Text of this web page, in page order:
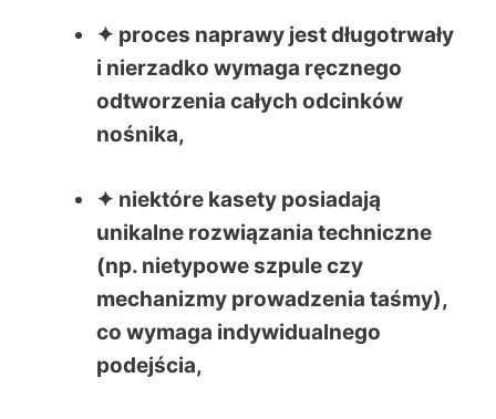
✦ proces naprawy jest długotrwały
i nierzadko wymaga ręcznego
odtworzenia całych odcinków
nośnika,
✦ niektóre kasety posiadają
unikalne rozwiązania techniczne
(np. nietypowe szpule czy
mechanizmy prowadzenia taśmy),
co wymaga indywidualnego
podejścia,